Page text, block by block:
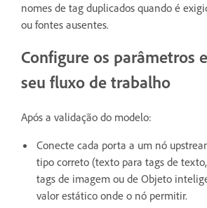
nomes de tag duplicados quando é
ou fontes ausentes.
Configure os parâmetros
seu fluxo de trabalho
Após a validação do modelo:
Conecte cada porta a um nó
tipo correto (texto para tags de
tags de imagem ou de Objeto
valor estático onde o nó permitir.